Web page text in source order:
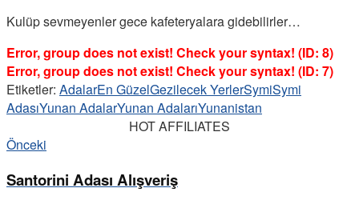
Kulüp sevmeyenler gece kafeteryalara gidebilirler…
Error, group does not exist! Check your syntax! (ID: 8)
Error, group does not exist! Check your syntax! (ID: 7)
Etiketler: AdalarEn GüzelGezilecek YerlerSymiSymi
AdasıYunan AdalarYunan AdalarıYunanistan
HOT AFFILIATES
Önceki
Santorini Adası Alışveriş